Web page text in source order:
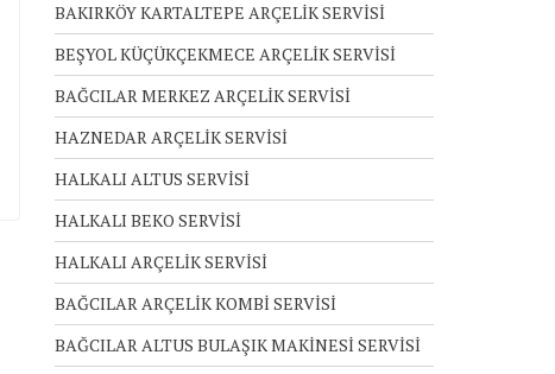
BAKIRKÖY KARTALTEPE ARÇELİK SERVİSİ
BEŞYOL KÜÇÜKÇEKMECE ARÇELİK SERVİSİ
BAĞCILAR MERKEZ ARÇELİK SERVİSİ
HAZNEDAR ARÇELİK SERVİSİ
HALKALI ALTUS SERVİSİ
HALKALI BEKO SERVİSİ
HALKALI ARÇELİK SERVİSİ
BAĞCILAR ARÇELİK KOMBİ SERVİSİ
BAĞCILAR ALTUS BULAŞIK MAKİNESİ SERVİSİ